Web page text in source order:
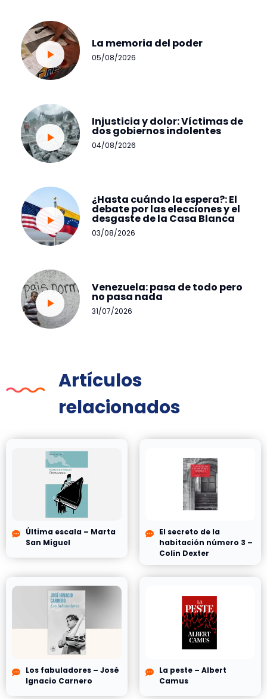
La memoria del poder
05/08/2026
Injusticia y dolor: Víctimas de
dos gobiernos indolentes
04/08/2026
¿Hasta cuándo la espera?: El
debate por las elecciones y el
desgaste de la Casa Blanca
03/08/2026
Venezuela: pasa de todo pero
no pasa nada
31/07/2026
Artículos
relacionados
Última escala – Marta
San Miguel
El secreto de la
habitación número 3 –
Colin Dexter
Los fabuladores – José
Ignacio Carnero
La peste – Albert
Camus